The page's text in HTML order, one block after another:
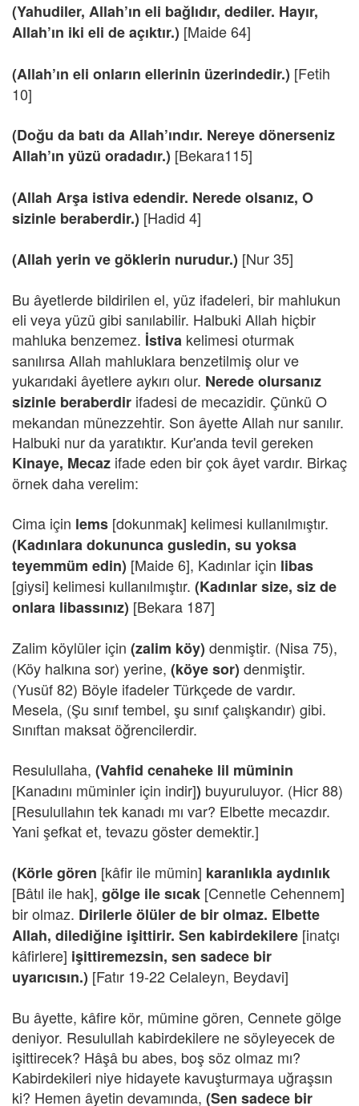
(Yahudiler, Allah’ın eli bağlıdır, dediler. Hayır,
Allah’ın iki eli de açıktır.) [Maide 64]
(Allah’ın eli onların ellerinin üzerindedir.) [Fetih
10]
(Doğu da batı da Allah’ındır. Nereye dönerseniz
Allah’ın yüzü oradadır.) [Bekara115]
(Allah Arşa istiva edendir. Nerede olsanız, O
sizinle beraberdir.) [Hadid 4]
(Allah yerin ve göklerin nurudur.) [Nur 35]
Bu âyetlerde bildirilen el, yüz ifadeleri, bir mahlukun
eli veya yüzü gibi sanılabilir. Halbuki Allah hiçbir
mahluka benzemez. İstiva kelimesi oturmak
sanılırsa Allah mahluklara benzetilmiş olur ve
yukarıdaki âyetlere aykırı olur. Nerede olursanız
sizinle beraberdir ifadesi de mecazidir. Çünkü O
mekandan münezzehtir. Son âyette Allah nur sanılır.
Halbuki nur da yaratıktır. Kur'anda tevil gereken
Kinaye, Mecaz ifade eden bir çok âyet vardır. Birkaç
örnek daha verelim:
Cima için lems [dokunmak] kelimesi kullanılmıştır.
(Kadınlara dokununca gusledin, su yoksa
teyemmüm edin) [Maide6], Kadınlar için libas
[giysi] kelimesi kullanılmıştır. (Kadınlar size, siz de
onlara libassınız) [Bekara 187]
Zalim köylüler için (zalim köy) denmiştir. (Nisa 75),
(Köy halkına sor) yerine, (köye sor) denmiştir.
(Yusüf 82) Böyle ifadeler Türkçede de vardır.
Mesela, (Şu sınıf tembel, şu sınıf çalışkandır) gibi.
Sınıftan maksat öğrencilerdir.
Resulullaha, (Vahfid cenaheke lil müminin
[Kanadını müminler için indir]) buyuruluyor. (Hicr 88)
[Resulullahın tek kanadı mı var? Elbette mecazdır.
Yani şefkat et, tevazu göster demektir.]
(Körle gören [kâfir ile mümin] karanlıkla aydınlık
[Bâtıl ile hak], gölge ile sıcak [Cennetle Cehennem]
bir olmaz. Dirilerle ölüler de bir olmaz. Elbette
Allah, dilediğine işittirir. Sen kabirdekilere [inatçı
kâfirlere] işittiremezsin, sen sadece bir
uyarıcısın.) [Fatır 19-22 Celaleyn, Beydavi]
Bu âyette, kâfire kör, mümine gören, Cennete gölge
deniyor. Resulullah kabirdekilere ne söyleyecek de
işittirecek? Hâşâ bu abes, boş söz olmaz mı?
Kabirdekileri niye hidayete kavuşturmaya uğraşsın
ki? Hemen âyetin devamında, (Sen sadece bir